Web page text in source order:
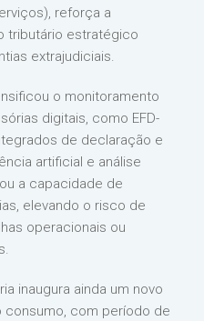
reforça a
tributário estratégico
extrajudiciais.
o monitoramento
digitais, como EFD-
de declaração e
artificial e análise
a capacidade de
elevando o risco de
operacionais ou
inaugura ainda um novo
com período de